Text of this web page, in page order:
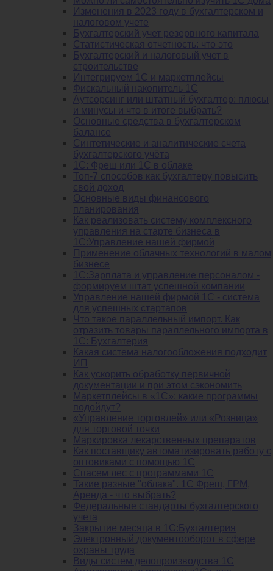
Изменения в 2023 году в бухгалтерском и
налоговом учете
Бухгалтерский учет резервного капитала
Статистическая отчетность: что это
Бухгалтерский и налоговый учет в
строительстве
Интегрируем 1С и маркетплейсы
Фискальный накопитель 1С
Аутсорсинг или штатный бухгалтер: плюсы
и минусы и что в итоге выбрать?
Основные средства в бухгалтерском
балансе
Синтетические и аналитические счета
бухгалтерского учёта
1C: Фреш или 1С в облаке
Топ-7 способов как бухгалтеру повысить
свой доход
Основные виды финансового
планирования
Как реализовать систему комплексного
управления на старте бизнеса в
1С:Управление нашей фирмой
Применение облачных технологий в малом
бизнесе
1C:Зарплата и управление персоналом -
формируем штат успешной компании
Управление нашей фирмой 1C - система
для успешных стартапов
Что такое параллельный импорт. Как
отразить товары параллельного импорта в
1С: Бухгалтерия
Какая система налогообложения подходит
ИП
Как ускорить обработку первичной
документации и при этом сэкономить
Маркетплейсы в «1С»: какие программы
подойдут?
«Управление торговлей» или «Розница»
для торговой точки
Маркировка лекарственных препаратов
Как поставщику автоматизировать работу с
оптовиками с помощью 1С
Спасем лес с программами 1С
Такие разные "облака". 1С Фреш, ГРМ,
Аренда - что выбрать?
Федеральные стандарты бухгалтерского
учета
Закрытие месяца в 1С:Бухгалтерия
Электронный документооборот в сфере
охраны труда
Виды систем делопроизводства 1C